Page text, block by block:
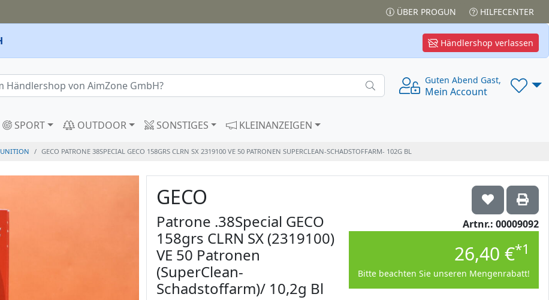
ÜBER PROGUN HILFECENTER
Händlershop verlassen
Guten Abend Gast,
Mein Account
SPORT OUTDOOR SONSTIGES KLEINANZEIGEN
GECO PATRONE 38SPECIAL GECO 158GRS CLRN SX 2319100 VE 50 PATRONEN SUPERCLEAN-SCHADSTOFFARM- 102G BL
Artnr.: 00009092
26,40 €*1
Bitte beachten Sie unseren Mengenrabatt!
GECO
Patrone .38Special GECO
158grs CLRN SX (2319100)
VE 50 Patronen
(SuperClean-
Schadstoffarm)/ 10,2g Bl